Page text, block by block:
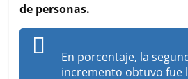
de personas.
En porcentaje, la
incremento obtuvo fue